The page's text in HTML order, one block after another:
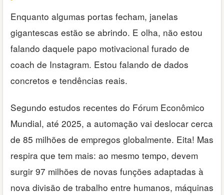
Enquanto algumas portas fecham, janelas
gigantescas estão se abrindo. E olha, não estou
falando daquele papo motivacional furado de
coach de Instagram. Estou falando de dados
concretos e tendências reais.
Segundo estudos recentes do Fórum Econômico
Mundial, até 2025, a automação vai deslocar cerca
de 85 milhões de empregos globalmente. Eita! Mas
respira que tem mais: ao mesmo tempo, devem
surgir 97 milhões de novas funções adaptadas à
nova divisão de trabalho entre humanos, máquinas